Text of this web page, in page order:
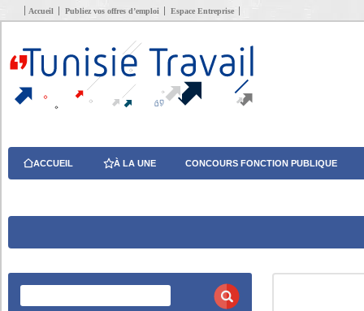
Accueil Publiez vos offres d’emploi Espace Entreprise
ACCUEIL À LA UNE CONCOURS FONCTION PUBLIQUE